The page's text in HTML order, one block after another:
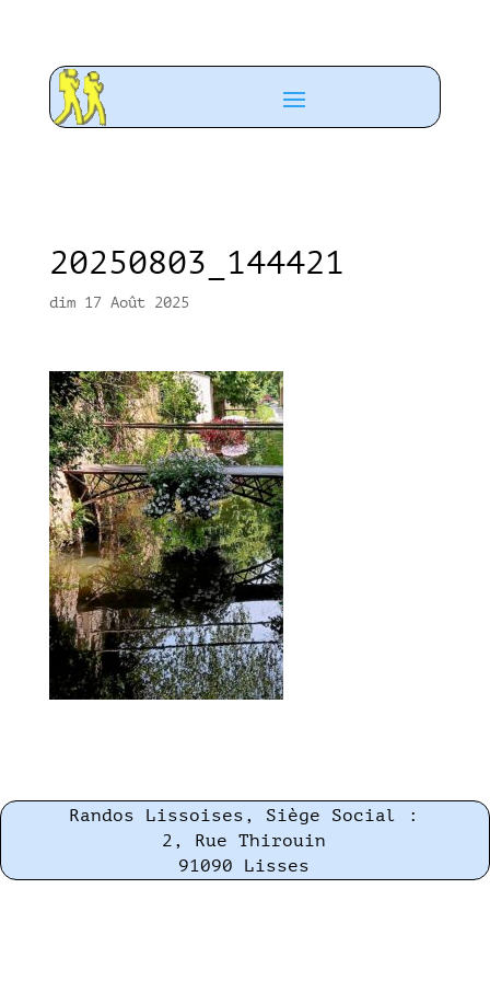
20250803_144421
dim 17 Août 2025
Randos Lissoises, Siège Social :
2, Rue Thirouin
91090 Lisses